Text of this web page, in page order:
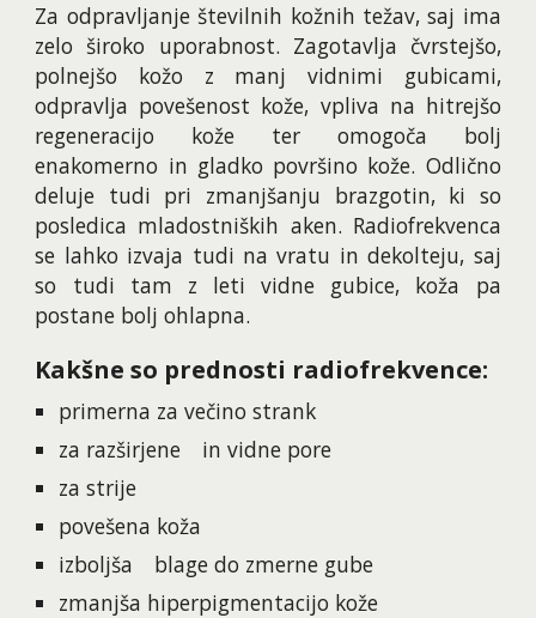
Za odpravljanje številnih kožnih težav, saj ima
zelo široko uporabnost. Zagotavlja čvrstejšo,
polnejšo kožo z manj vidnimi gubicami,
odpravlja povešenost kože, vpliva na hitrejšo
regeneracijo kože ter omogoča bolj
enakomerno in gladko površino kože. Odlično
deluje tudi pri zmanjšanju brazgotin, ki so
posledica mladostniških aken. Radiofrekvenca
se lahko izvaja tudi na vratu in dekolteju, saj
so tudi tam z leti vidne gubice, koža pa
postane bolj ohlapna.
Kakšne so prednosti radiofrekvence:
primerna za večino strank
za razširjene
in vidne pore
za strije
povešena koža
izboljša
blage do zmerne gube
zmanjša hiperpigmentacijo kože